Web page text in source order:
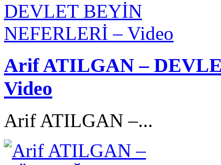
Arif ATILGAN –
Video
Arif ATILGAN –...